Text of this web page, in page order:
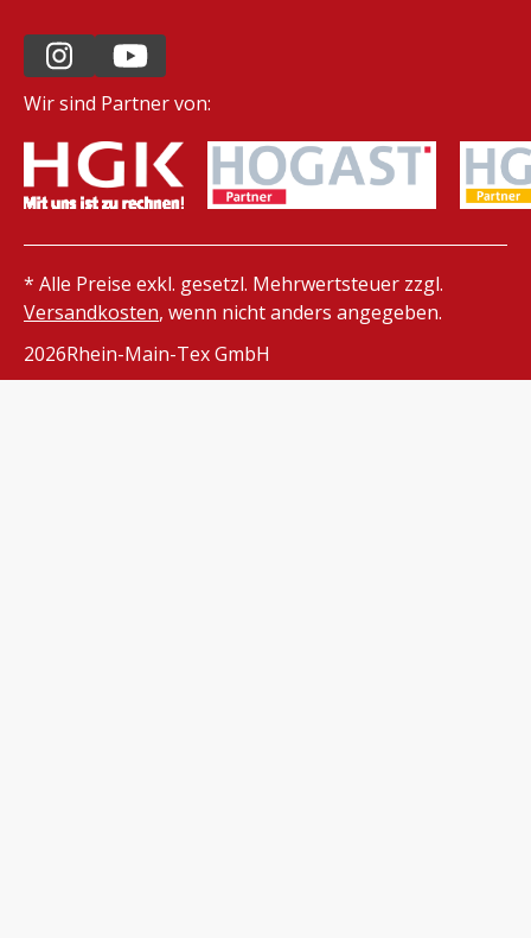
Wir sind Partner von:
* Alle Preise exkl. gesetzl. Mehrwertsteuer zzgl.
Versandkosten, wenn nicht anders angegeben.
2026Rhein-Main-Tex GmbH